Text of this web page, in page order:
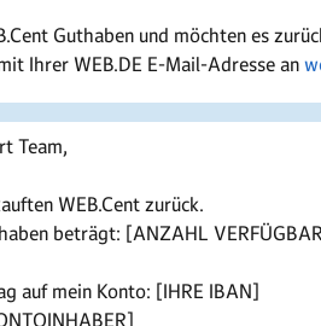
Guthaben und möchten es
Ihrer WEB.DE E-Mail-Adresse an
Team,
WEB.Cent zurück.
beträgt: [ANZAHL
auf mein Konto: [IHRE IBAN]